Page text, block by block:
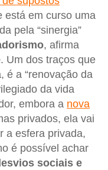
está em curso uma
pela “sinergia”
, afirma
. Um dos traços que
é a “renovação da
da vida
embora a nova
privados, ela vai
a esfera privada,
é possível achar
sociais e